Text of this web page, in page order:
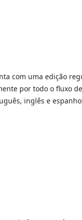
com uma edição
por todo o fluxo
inglês e